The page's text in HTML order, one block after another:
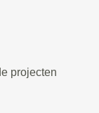
projecten